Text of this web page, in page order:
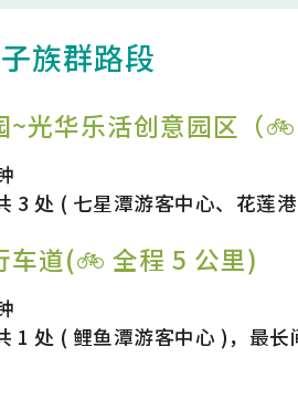
族群路段
光华乐活创意园区（🚲
3 处 ( 七星潭游客中心、花莲
车道(🚲 全程 5 公里)
1 处 ( 鲤鱼潭游客中心 )，最长